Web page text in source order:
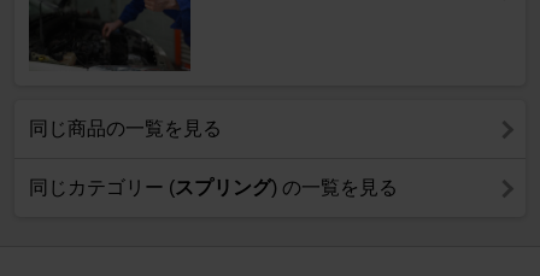
同じ商品の一覧を見る
同じカテゴリー (スプリング) の一覧を見る